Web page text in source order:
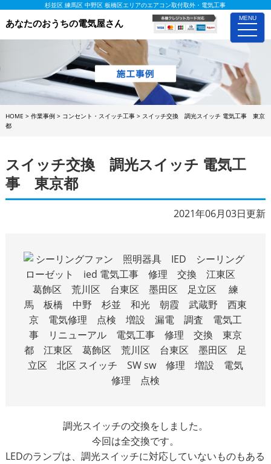
MENU
toggle
杉並区 練馬区 中野区 板橋区エリアのエアコン取付取外・電気工事
あなたのおうちの電気屋さん
HOME > 作業事例> コンセント・スイッチ工事> スイッチ交換 調光スイッチ 電気工事 東京
都
スイッチ交換 調光スイッチ 電気工
事 東京都
2021年06月03日更新
調光スイッチの交換をしました。
今回は全交換です。
LEDのランプは、調光スイッチに対応していないものもある